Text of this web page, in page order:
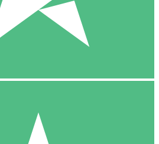
10 00
10 Descargas
20 00